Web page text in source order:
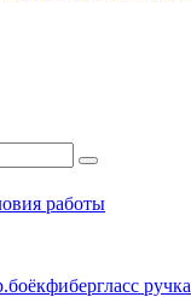
работы
ручка